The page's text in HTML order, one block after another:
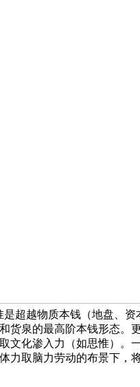
是超越物质本钱（地盘
货泉的最高阶本钱形态
文化渗入力（如思惟）
力取脑力劳动的布景下